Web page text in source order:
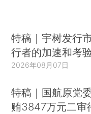
特稿｜宇树发行
行者的加速和考
2026年08月07日
特稿｜国航原党
贿3847万元二审